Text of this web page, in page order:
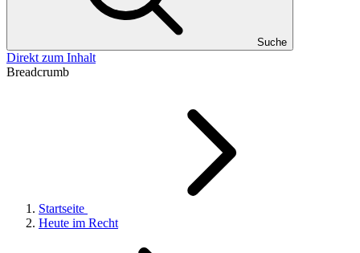
Suche
Direkt zum Inhalt
Breadcrumb
Startseite
Heute im Recht